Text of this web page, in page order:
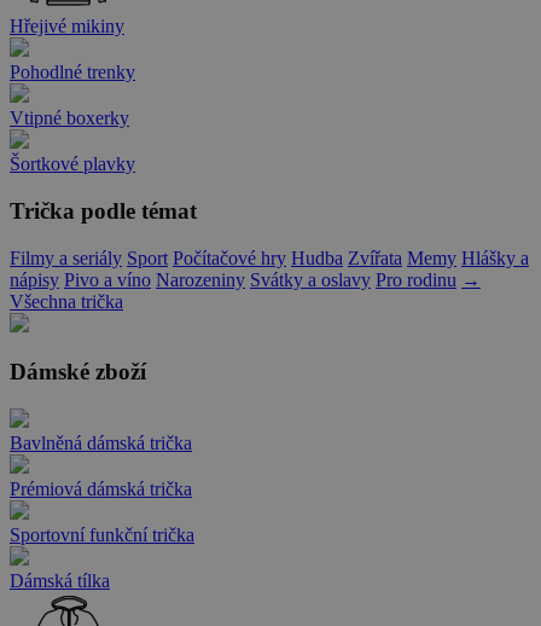
Hřejivé mikiny
Pohodlné trenky
Vtipné boxerky
Šortkové plavky
Trička podle témat
Filmy a seriály Sport Počítačové hry Hudba Zvířata Memy Hlášky a
nápisy Pivo a víno Narozeniny Svátky a oslavy Pro rodinu →
Všechna trička
Dámské zboží
Bavlněná dámská trička
Prémiová dámská trička
Sportovní funkční trička
Dámská tílka